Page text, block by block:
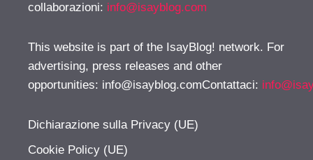
collaborazioni: info@isayblog.com
This website is part of the IsayBlog! network. For
advertising, press releases and other
opportunities: info@isayblog.comContattaci:
Dichiarazione sulla Privacy (UE)
Cookie Policy (UE)